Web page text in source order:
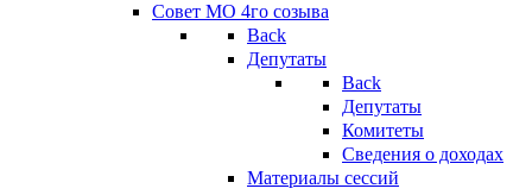
Совет МО 4го созыва
Back
Депутаты
Back
Депутаты
Комитеты
Сведения о доходах
Материалы сессий